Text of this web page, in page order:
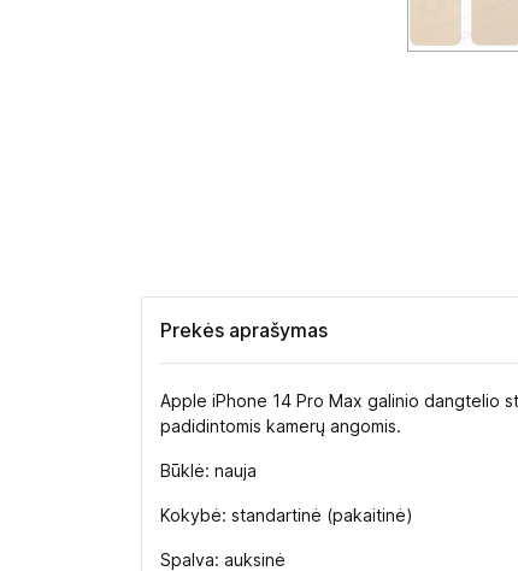
Prekės aprašymas
Apple iPhone 14 Pro Max galinio dangtelio
padidintomis kamerų angomis.
Būklė: nauja
Kokybė: standartinė (pakaitinė)
Spalva: auksinė